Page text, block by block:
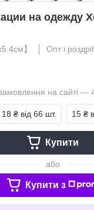
на одежду
】
Опт і
на сайті —
18 ₴ від 66 шт. 15 ₴
Купити
або
Купити з